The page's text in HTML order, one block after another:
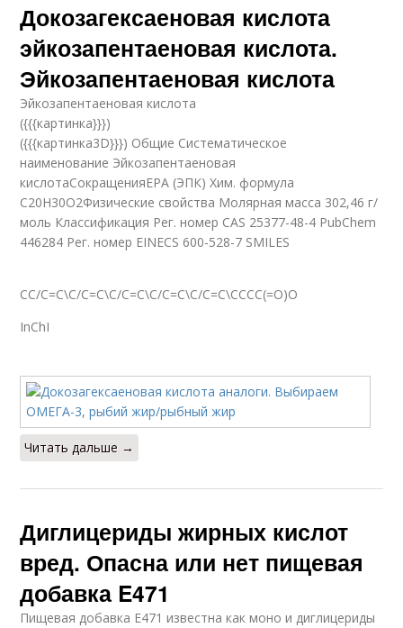
Докозагексаеновая кислота
эйкозапентаеновая кислота.
Эйкозапентаеновая кислота
Эйкозапентаеновая кислота
({{{картинка}}})
({{{картинка3D}}}) Общие Систематическое
наименование Эйкозапентаеновая
кислотаСокращенияEPA (ЭПК) Хим. формула
C20H30O2Физические свойства Молярная масса 302,46 г/
моль Классификация Рег. номер CAS 25377-48-4 PubChem
446284 Рег. номер EINECS 600-528-7 SMILES
CC/C=C\C/C=C\C/C=C\C/C=C\C/C=C\CCCC(=O)O
InChI
Читать дальше →
Диглицериды жирных кислот
вред. Опасна или нет пищевая
добавка E471
Пищевая добавка E471 известна как моно и диглицериды